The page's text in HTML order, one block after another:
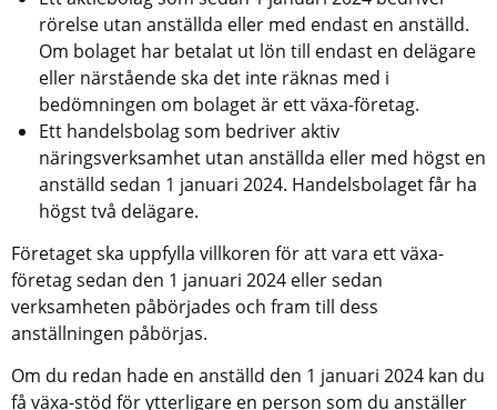
rörelse utan anställda eller med endast en anställd.
Om bolaget har betalat ut lön till endast en delägare
eller närstående ska det inte räknas med i
bedömningen om bolaget är ett växa-företag.
Ett handelsbolag som bedriver aktiv
näringsverksamhet utan anställda eller med högst en
anställd sedan 1 januari 2024. Handelsbolaget får ha
högst två delägare.
Företaget ska uppfylla villkoren för att vara ett växa-
företag sedan den 1 januari 2024 eller sedan
verksamheten påbörjades och fram till dess
anställningen påbörjas.
Om du redan hade en anställd den 1 januari 2024 kan du
få växa-stöd för ytterligare en person som du anställer